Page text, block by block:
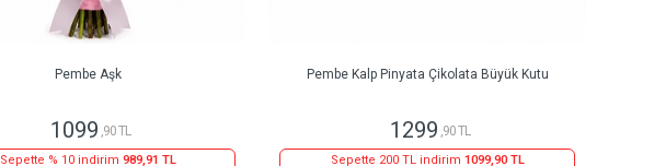
Pembe Aşk
1099 ,90 TL
Sepette % 10 indirim 989,91 TL
Pembe Kalp Pinyata Çikolata Büyük Kutu
1299 ,90 TL
Sepette 200 TL indirim 1099,90 TL